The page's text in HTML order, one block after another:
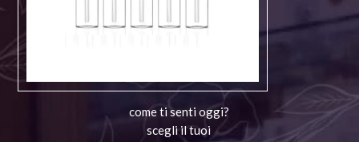
come ti senti oggi?
scegli il tuoi